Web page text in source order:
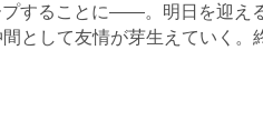
することに――。明日を迎え
として友情が芽生えていく